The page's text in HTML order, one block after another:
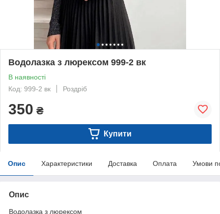
Водолазка з люрексом 999-2 вк
В наявності
Код: 999-2 вк
Роздріб
350 ₴
Купити
Опис Характеристики Доставка Оплата Умови
Опис
Водолазка з люрексом